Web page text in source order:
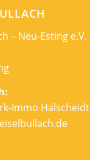
– Neu-Esting e.V.
Immo Halscheidt